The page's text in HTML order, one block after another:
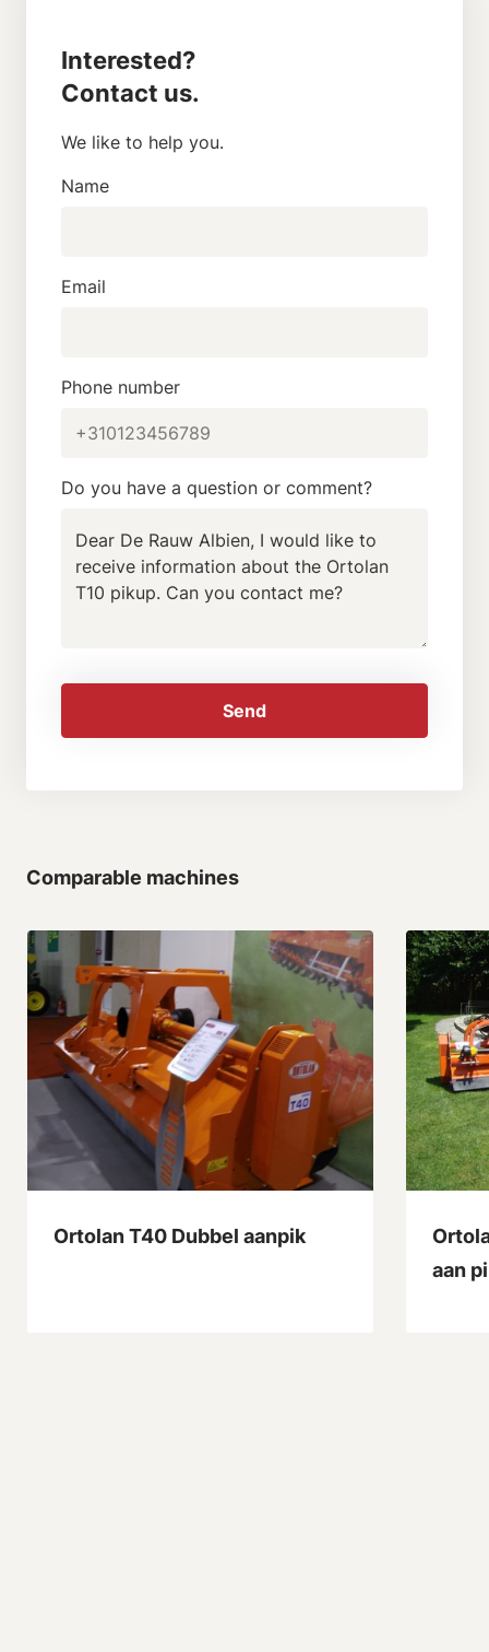
Interested?
Contact us.
We like to help you.
Name
Email
Phone number
Do you have a question or comment?
Send
Comparable machines
Ortolan T40 Dubbel aanpik
aan